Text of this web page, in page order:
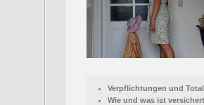
Verpflichtungen und
Wie und was ist versichert